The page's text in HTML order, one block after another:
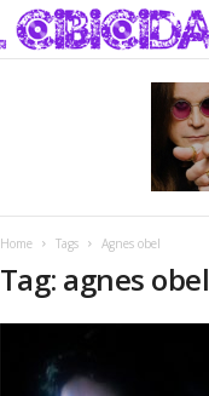
Home Tags Agnes obel
Tag: agnes obel